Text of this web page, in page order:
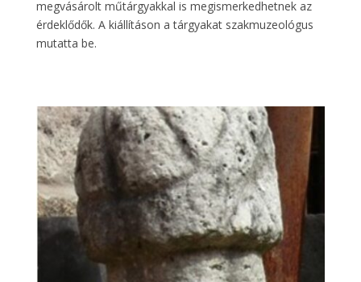
megvásárolt műtárgyakkal is megismerkedhetnek az
érdeklődők. A kiállításon a tárgyakat szakmuzeológus
mutatta be.